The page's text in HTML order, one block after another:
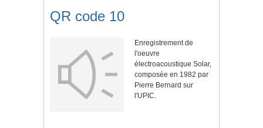
QR code 10
Enregistrement de
l'oeuvre
électroacoustique Solar,
composée en 1982 par
Pierre Bernard sur
l'UPIC.